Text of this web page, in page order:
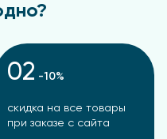
02 -10%
скидка на все товары
при заказе с сайта